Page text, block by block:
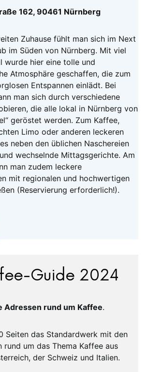
162, 90461 Nürnberg
Zuhause fühlt man sich im Next
im Süden von Nürnberg. Mit viel
wurde hier eine tolle und
Atmosphäre geschaffen, die zum
Entspannen einlädt. Bei
man sich durch verschiedene
die alle lokal in Nürnberg von
geröstet werden. Zum Kaffee,
Limo oder anderen leckeren
neben den üblichen Naschereien
wechselnde Mittagsgerichte. Am
man zudem leckere
mit regionalen und hochwertigen
(Reservierung erforderlich!).
Guide 2024
Adressen rund um Kaffee.
Seiten das Standardwerk mit den
rund um das Thema Kaffee aus
der Schweiz und Italien.